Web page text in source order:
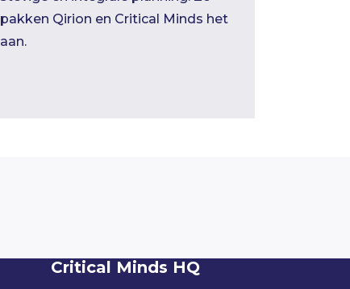
pakken Qirion en Critical Minds het
aan.
Critical Minds HQ